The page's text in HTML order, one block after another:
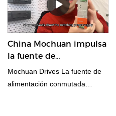
nuestro Mochuan Drives HMI
M007 de 7 pulgadas.
China Mochuan impulsa
la fuente de
alimentación
conmutada en carril Din
Mochuan Drives La fuente de
alimentación conmutada